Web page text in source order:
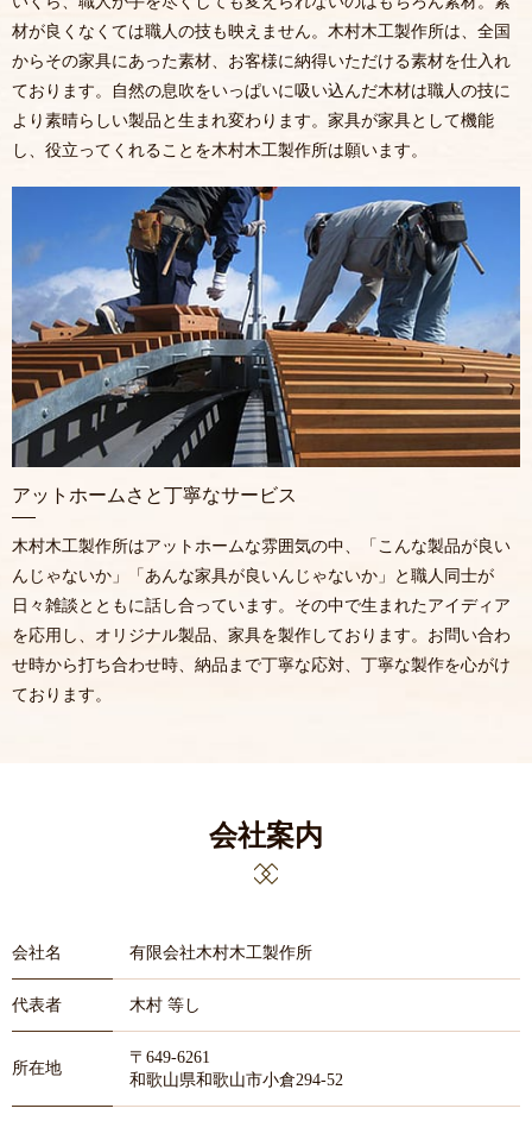
材が良くなくては職人の技も映えません。木村木工製作所は、全国
からその家具にあった素材、お客様に納得いただける素材を仕入れ
ております。自然の息吹をいっぱいに吸い込んだ木材は職人の技に
より素晴らしい製品と生まれ変わります。家具が家具として機能
し、役立ってくれることを木村木工製作所は願います。
アットホームさと丁寧なサービス
木村木工製作所はアットホームな雰囲気の中、「こんな製品が良い
んじゃないか」「あんな家具が良いんじゃないか」と職人同士が
日々雑談とともに話し合っています。その中で生まれたアイディア
を応用し、オリジナル製品、家具を製作しております。お問い合わ
せ時から打ち合わせ時、納品まで丁寧な応対、丁寧な製作を心がけ
ております。
会社案内
会社名 有限会社木村木工製作所
代表者 木村 等し
所在地
〒649-6261
和歌山県和歌山市小倉294-52